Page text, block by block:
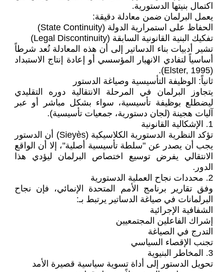
اكتمال بنيتها الدستورية.
يعمل البرلمان ضمن معادلة دقيقة:
الحفاظ على استمرارية الدولة (State Continuity)
تفكيك البنية القانونية السابقة (Legal Discontinuity)
تشير أدبيات بناء الدساتير إلى أن هذه المعادلة تُعد شرطاً
أساسياً لتفادي الانهيار المؤسسي أو إعادة إنتاج الاستبداد
(Elster, 1995).
ثانياً: الوظيفة التأسيسية وصياغة الدستور
يتجاوز البرلمان في المرحلة الانتقالية دوره التقليدي
ليضطلع بوظيفة تأسيسية، سواء بشكل مباشر أو عبر
آليات هجينة (لجان دستورية، جمعيات تأسيسية).
1. الإشكالية القانونية
تؤكد النظرية الدستورية الكلاسيكية (Sieyès) أن الدستور
يجب أن يصدر عن "سلطة تأسيسية أصلية"، إلا أن الواقع
الانتقالي يفرض توسيع اختصاص البرلمان ليؤدي هذا
الدور.
2. محددات نجاح العملية الدستورية
وفق تقارير برنامج الأمم المتحدة الإنمائي، فإن نجاح
البرلمانات في صياغة الدساتير يرتبط بـ:
الشفافية الإجرائية
إشراك الفاعلين المجتمعيين
التدرج في الصياغة
تجنب الإقصاء السياسي
3. المخاطر البنيوية
تحويل الدستور إلى أداة تسوية سياسية قصيرة الأمد